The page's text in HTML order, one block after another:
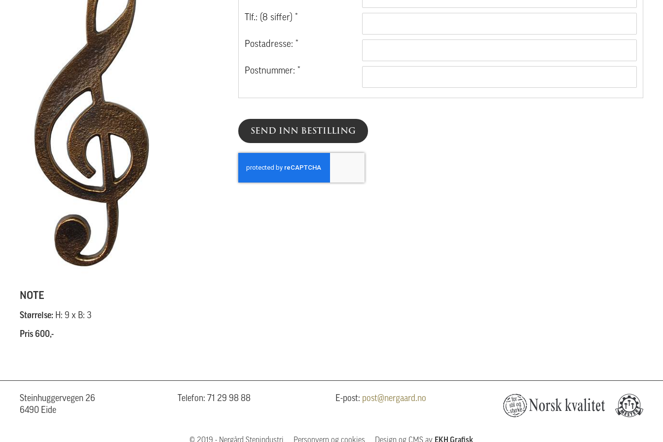
NOTE
Størrelse: H: 9 x B: 3
Pris 600,-
Tlf.: (8 siffer) *
Postadresse: *
Postnummer: *
SEND INN BESTILLING
Steinhuggervegen 26
6490 Eide
Telefon: 71 29 98 88 E-post: post@nergaard.no